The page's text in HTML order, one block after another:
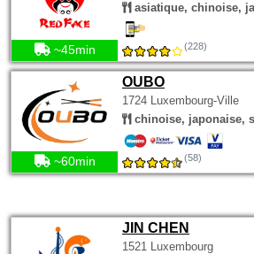
asiatique, chinoise,
~45min (228)
OUBO
1724 Luxembourg-Ville
chinoise, japonaise,
~60min (58)
JIN CHEN
1521 Luxembourg